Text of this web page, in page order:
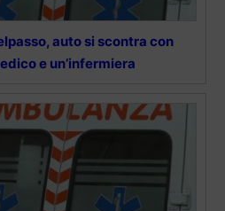
auto si scontra con
e un’infermiera